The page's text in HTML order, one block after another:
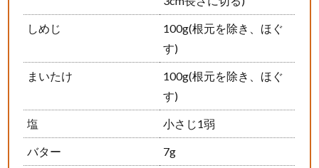
しめじ
100g(根元を除き、ほぐ
す)
まいたけ
100g(根元を除き、ほぐ
す)
塩 小さじ1弱
バター 7g